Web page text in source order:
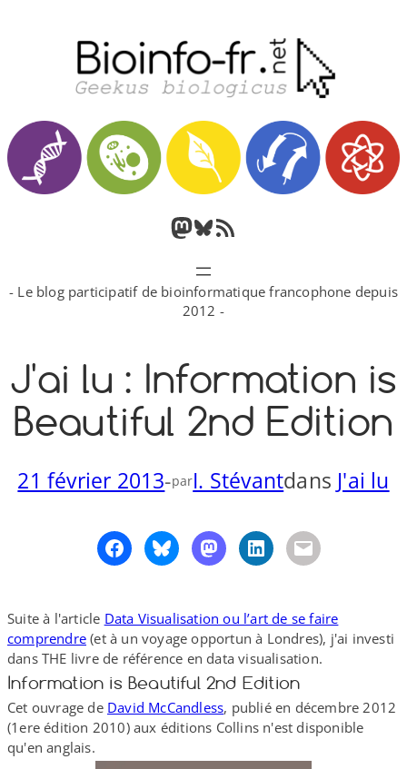
M
o
d
o
n
B
l
u
s
k
y
F
u
R
S
- Le blog participatif de bioinformatique francophone depuis
2012 -
J'ai lu : Information is
Beautiful 2nd Edition
21 février 2013-parI. Stévantdans J'ai lu
Suite à l'article Data Visualisation ou l’art de se faire
comprendre (et à un voyage opportun à Londres), j'ai investi
dans THE livre de référence en data visualisation.
Information is Beautiful 2nd Edition
Cet ouvrage de David McCandless, publié en décembre 2012
(1ere édition 2010) aux éditions Collins n'est disponible
qu'en anglais.